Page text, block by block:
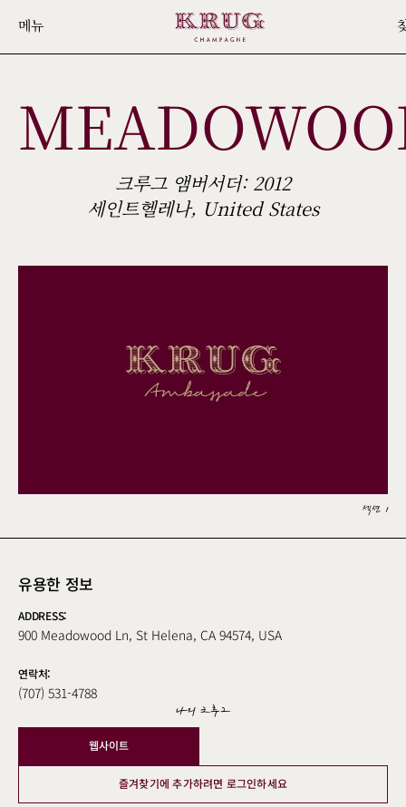
main
content
메뉴
크루그 앰버서더: 2012
세인트헬레나, United States
섹션 1
유용한 정보
ADDRESS:
900 Meadowood Ln, St Helena, CA 94574, USA
연락처:
(707) 531-4788 나의 크루그
웹사이트
즐겨찾기에 추가하려면 로그인하세요